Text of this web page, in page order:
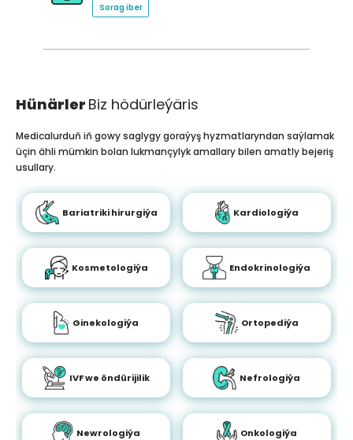
Sorag iber
Hünärler Biz hödürleýäris
Medicalurduň iň gowy saglygy goraýyş hyzmatlaryndan saýlamak
üçin ähli mümkin bolan lukmançylyk amallary bilen amatly bejeriş
usullary.
Bariatriki hirurgiýa Kardiologiýa
Kosmetologiýa Endokrinologiýa
Ginekologiýa Ortopediýa
IVF we öndürijilik Nefrologiýa
Newrologiýa Onkologiýa